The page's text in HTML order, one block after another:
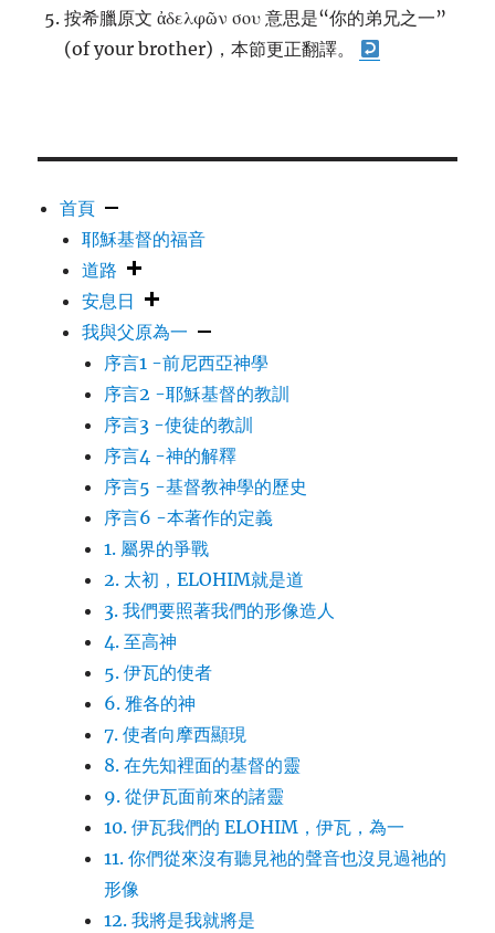
按希臘原文 ἀδελφῶν σου 意思是“你的弟兄之一”
(of your brother)，本節更正翻譯。
首頁
耶穌基督的福音
道路
安息日
我與父原為一
序言1 -前尼西亞神學
序言2 -耶穌基督的教訓
序言3 -使徒的教訓
序言4 -神的解釋
序言5 -基督教神學的歷史
序言6 -本著作的定義
1. 屬界的爭戰
2. 太初，ELOHIM就是道
3. 我們要照著我們的形像造人
4. 至高神
5. 伊瓦的使者
6. 雅各的神
7. 使者向摩西顯現
8. 在先知裡面的基督的靈
9. 從伊瓦面前來的諸靈
10. 伊瓦我們的 ELOHIM，伊瓦，為一
11. 你們從來沒有聽見祂的聲音也沒見過祂的
形像
12. 我將是我就將是